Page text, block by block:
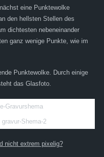
eine Punktewolke
den hellsten Stellen des
dichtesten nebeneinander
ganz wenige Punkte, wie im
Punktewolke. Durch einige
das Glasfoto.
nicht extrem pixelig?